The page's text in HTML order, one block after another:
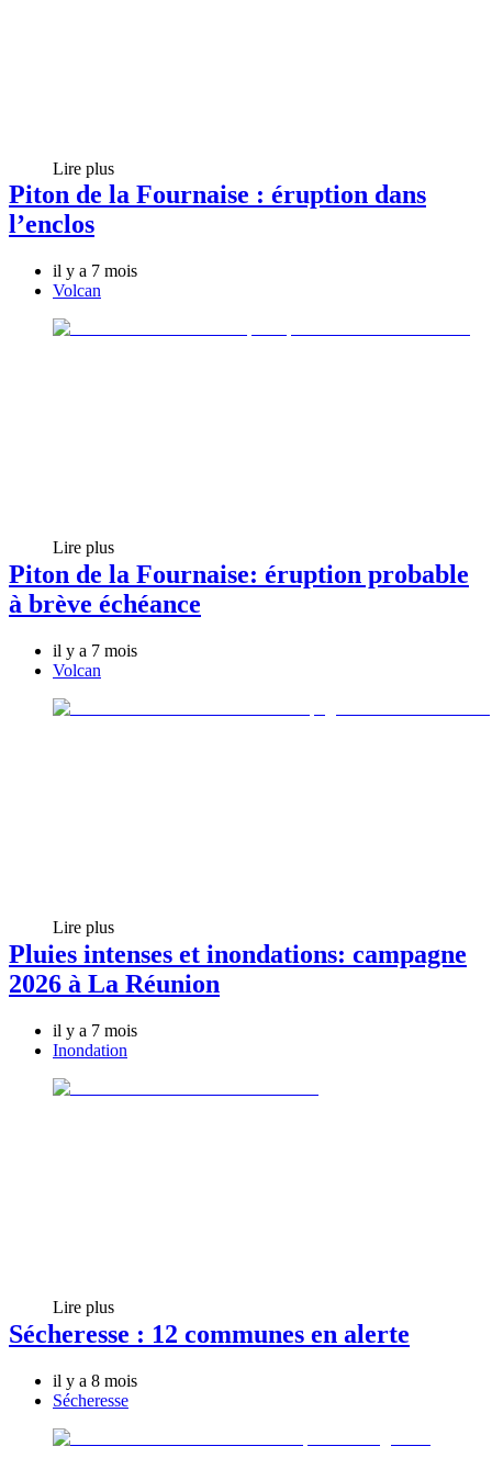
Lire plus
Piton de la Fournaise : éruption dans
l’enclos
il y a 7 mois
Volcan
Lire plus
Piton de la Fournaise: éruption probable
à brève échéance
il y a 7 mois
Volcan
Lire plus
Pluies intenses et inondations: campagne
2026 à La Réunion
il y a 7 mois
Inondation
Lire plus
Sécheresse : 12 communes en alerte
il y a 8 mois
Sécheresse